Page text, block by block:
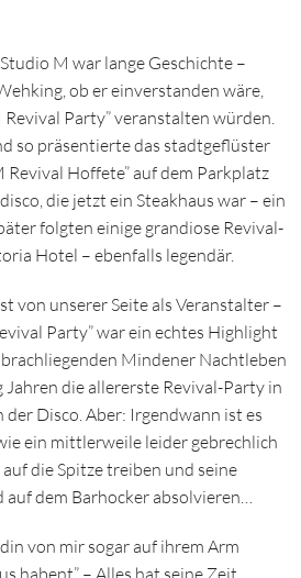
M war lange Geschichte –
ob er einverstanden wäre,
Party” veranstalten würden.
so präsentierte das stadtgeflüster
Revival Hoffete” auf dem Parkplatz
die jetzt ein Steakhaus war – ein
folgten einige grandiose Revival-
Hotel – ebenfalls legendär.
von unserer Seite als Veranstalter –
Party” war ein echtes Highlight
Mindener Nachtleben
die allererste Revival-Party in
der Disco. Aber: Irgendwann ist es
ein mittlerweile leider gebrechlich
die Spitze treiben und seine
dem Barhocker absolvieren…
von mir sogar auf ihrem Arm
habent” – Alles hat seine Zeit…